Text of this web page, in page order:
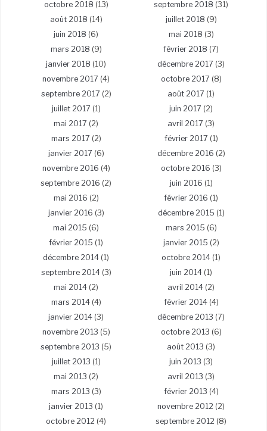
octobre 2018 (13) septembre 2018 (31)
août 2018 (14) juillet 2018 (9)
juin 2018 (6) mai 2018 (3)
mars 2018 (9) février 2018 (7)
janvier 2018 (10) décembre 2017 (3)
novembre 2017 (4) octobre 2017 (8)
septembre 2017 (2) août 2017 (1)
juillet 2017 (1) juin 2017 (2)
mai 2017 (2) avril 2017 (3)
mars 2017 (2) février 2017 (1)
janvier 2017 (6) décembre 2016 (2)
novembre 2016 (4) octobre 2016 (3)
septembre 2016 (2) juin 2016 (1)
mai 2016 (2) février 2016 (1)
janvier 2016 (3) décembre 2015 (1)
mai 2015 (6) mars 2015 (6)
février 2015 (1) janvier 2015 (2)
décembre 2014 (1) octobre 2014 (1)
septembre 2014(3) juin 2014 (1)
mai 2014 (2) avril 2014 (2)
mars 2014(4) février 2014(4)
janvier 2014 (3) décembre 2013 (7)
novembre 2013 (5) octobre 2013 (6)
septembre 2013 (5) août 2013 (3)
juillet 2013 (1) juin 2013 (3)
mai 2013 (2) avril 2013 (3)
mars 2013 (3) février 2013 (4)
janvier 2013 (1) novembre 2012 (2)
octobre 2012 (4) septembre 2012 (8)